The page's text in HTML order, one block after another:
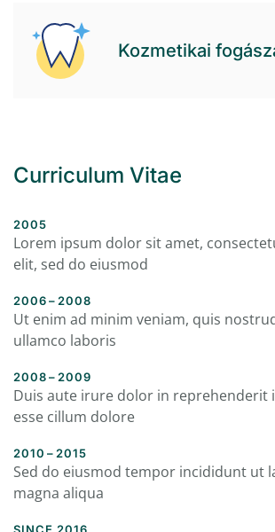
Kozmetikai
Curriculum Vitae
2005
Lorem ipsum dolor sit amet,
elit, sed do eiusmod
2006 – 2008
Ut enim ad minim veniam, quis
ullamco laboris
2008 – 2009
Duis aute irure dolor in reprehenderit
esse cillum dolore
2010 – 2015
Sed do eiusmod tempor incididunt ut
magna aliqua